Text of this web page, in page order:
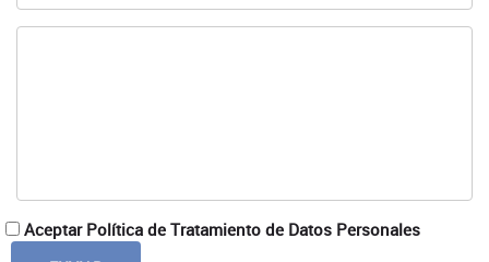
Aceptar Política de Tratamiento de Datos Personales